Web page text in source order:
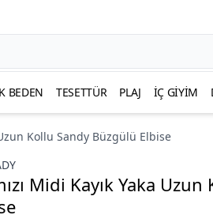
BEDEN TESETTÜR PLAJ İÇ GIYIM
Uzun Kollu Sandy Büzgülü Elbise
Midi Kayık Yaka